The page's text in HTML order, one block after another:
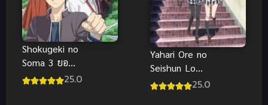
Shokugeki no
Soma 3 ยอด
นักปรุงโซมะ25.0
Yahari Ore no
Seishun Love
Comedy ภาค25.0